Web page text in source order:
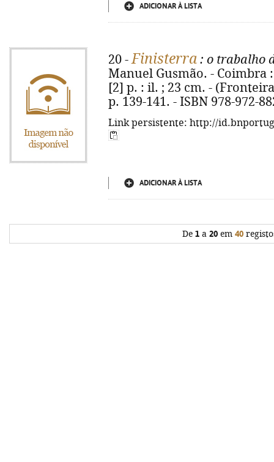
ADICIONAR À LISTA
20 -Finisterra : o trabalho
Manuel Gusmão. - Coimbra
[2] p. : il. ; 23 cm. -
p. 139-141. - ISBN 978-972-
Link persistente: http://
ADICIONAR À LISTA
De 1a 20em 40